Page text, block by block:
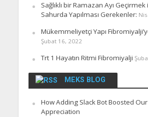
Sağlıklı bir Ramazan Ayı
Sahurda Yapılması Gerekenler:
Mükemmeliyetçi Yapı
Şubat 16, 2022
Trt 1 Hayatın Ritmi Fibromiyalji
MEKS BLOG
How Adding Slack Bot Boosted
Appreciation